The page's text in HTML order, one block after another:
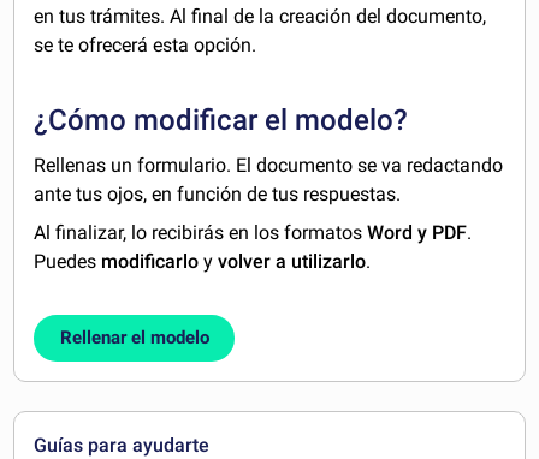
en tus trámites. Al final de la creación del documento,
se te ofrecerá esta opción.
¿Cómo modificar el modelo?
Rellenas un formulario. El documento se va redactando
ante tus ojos, en función de tus respuestas.
Al finalizar, lo recibirás en los formatosWord y PDF.
Puedes modificarlo yvolver a utilizarlo.
Rellenar el modelo
Guías para ayudarte